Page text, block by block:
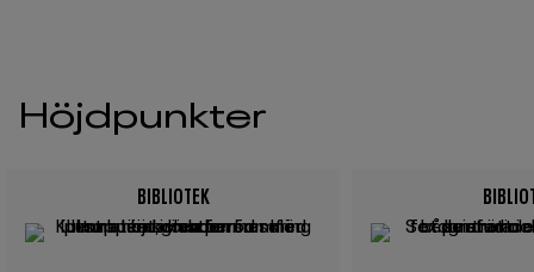
Höjdpunkter
BIBLIOTEK
Image Image